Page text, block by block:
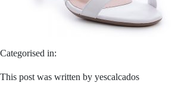
Categorised in:
This post was written by yescalcados